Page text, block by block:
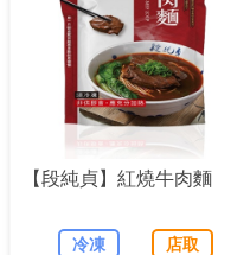
【段純貞】紅燒牛肉麵
冷凍 店取